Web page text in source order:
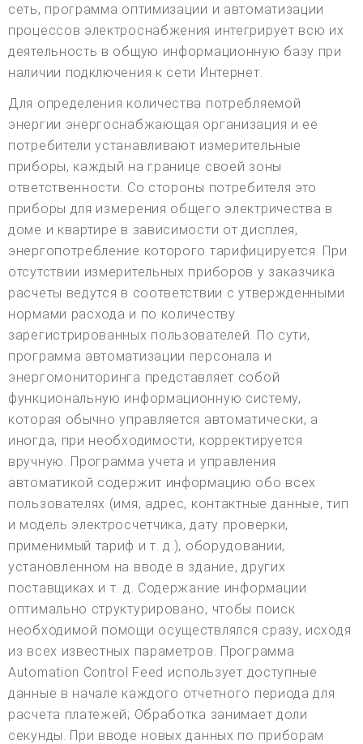
сеть, программа оптимизации и автоматизации
процессов электроснабжения интегрирует всю их
деятельность в общую информационную базу при
наличии подключения к сети Интернет.
Для определения количества потребляемой
энергии энергоснабжающая организация и ее
потребители устанавливают измерительные
приборы, каждый на границе своей зоны
ответственности. Со стороны потребителя это
приборы для измерения общего электричества в
доме и квартире в зависимости от дисплея,
энергопотребление которого тарифицируется. При
отсутствии измерительных приборов у заказчика
расчеты ведутся в соответствии с утвержденными
нормами расхода и по количеству
зарегистрированных пользователей. По сути,
программа автоматизации персонала и
энергомониторинга представляет собой
функциональную информационную систему,
которая обычно управляется автоматически, а
иногда, при необходимости, корректируется
вручную. Программа учета и управления
автоматикой содержит информацию обо всех
пользователях (имя, адрес, контактные данные, тип
и модель электросчетчика, дату проверки,
применимый тариф и т. д.), оборудовании,
установленном на вводе в здание, других
поставщиках и т. д. Содержание информации
оптимально структурировано, чтобы поиск
необходимой помощи осуществлялся сразу, исходя
из всех известных параметров. Программа
Automation Control Feed использует доступные
данные в начале каждого отчетного периода для
расчета платежей; Обработка занимает доли
секунды. При вводе новых данных по приборам